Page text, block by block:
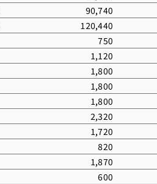
90,740
120,440
750
1,120
1,800
1,800
1,800
2,320
1,720
820
1,870
600